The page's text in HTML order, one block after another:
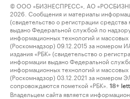
© ООО «БИЗНЕСПРЕСС», АО
2026. Сообщения и материалы
(свидетельство о регистрации
выдано Федеральной службой по
информационных технологий и
(Роскомнадзор) 09.12.2015 за номером
издания «РБК» (свидетельство о
информации выдано Федеральной
информационных технологий и
(Роскомнадзор) 03.12.2021 за номером
сопровождаются пометкой «РБК».
18+
Владельцем сайта является